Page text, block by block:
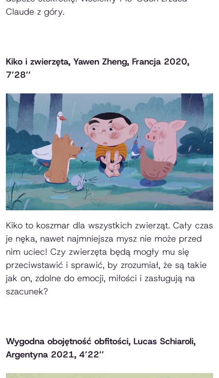
Claude z góry.
Kiko i zwierzęta, Yawen Zheng, Francja 2020,
7’28’’
Kiko to koszmar dla wszystkich zwierząt. Cały czas
je nęka, nawet najmniejsza mysz nie może przed
nim uciec! Czy zwierzęta będą mogły mu się
przeciwstawić i sprawić, by zrozumiał, że są takie
jak on, zdolne do emocji, miłości i zasługują na
szacunek?
Wygodna obojętność obfitości, Lucas Schiaroli,
Argentyna 2021, 4’22’’